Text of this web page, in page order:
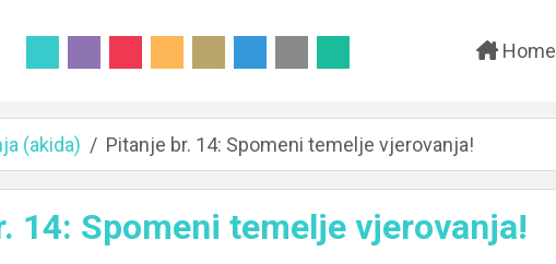
Home
(akida) Pitanje br. 14: Spomeni temelje vjerovanja!
14: Spomeni temelje vjerovanja!